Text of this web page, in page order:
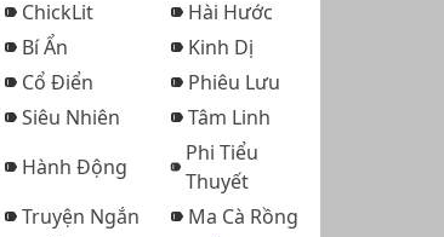
ChickLit
Hài Hước
Bí Ẩn
Kinh Dị
Cổ Điển
Phiêu Lưu
Siêu Nhiên
Tâm Linh
Hành Động
Phi Tiểu
Thuyết
Truyện Ngắn
Ma Cà Rồng